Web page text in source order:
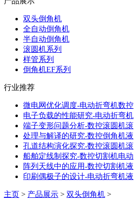
双头倒角机
全自动倒角机
半自动倒角机
滚圆机系列
样管系列
倒角机EF系列
行业推荐
微电网优化调度-电动折弯机数控
电子负载的性能研究-电动折弯机
端子变形问题分析-数控滚圆机滚
处理与解译的研究-数控倒角机液
孔道结构演化探究-数控滚圆机滚
船舶定线制探究-数控切割机电动
阵列天线中的应用-数控切割机液
印刷偶极子的设计-电动折弯机液
主页 > 产品展示 > 双头倒角机 >